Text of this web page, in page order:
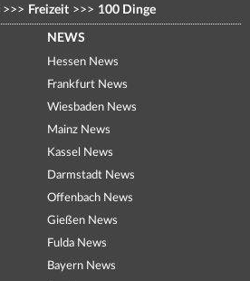
>>> Freizeit >>> 100 Dinge
NEWS
Hessen News
Frankfurt News
Wiesbaden News
Mainz News
Kassel News
Darmstadt News
Offenbach News
Gießen News
Fulda News
Bayern News